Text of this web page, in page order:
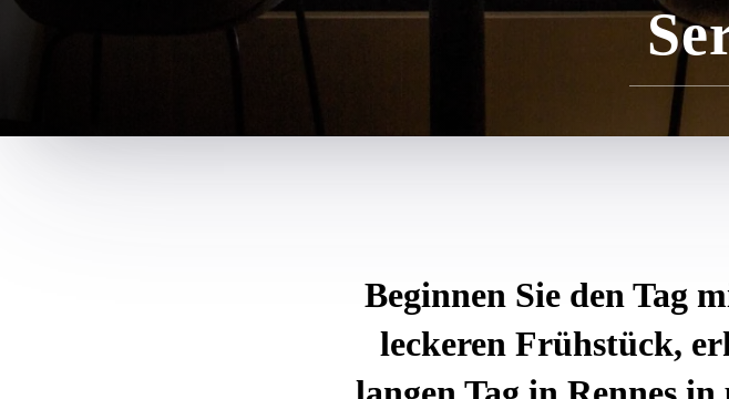
Beginnen Sie den Tag
leckeren Frühstück,